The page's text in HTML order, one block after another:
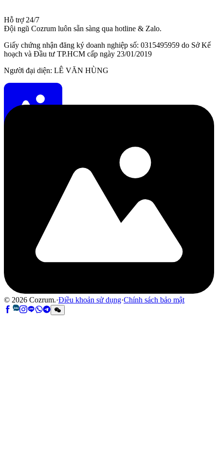
Hỗ trợ 24/7
Đội ngũ Cozrum luôn sẵn sàng qua hotline & Zalo.
Giấy chứng nhận đăng ký doanh nghiệp số: 0315495959 do Sở Kế
hoạch và Đầu tư TP.HCM cấp ngày 23/01/2019
Người đại diện: LÊ VĂN HÙNG
© 2026 Cozrum.·Điều khoản sử dụng·Chính sách bảo mật